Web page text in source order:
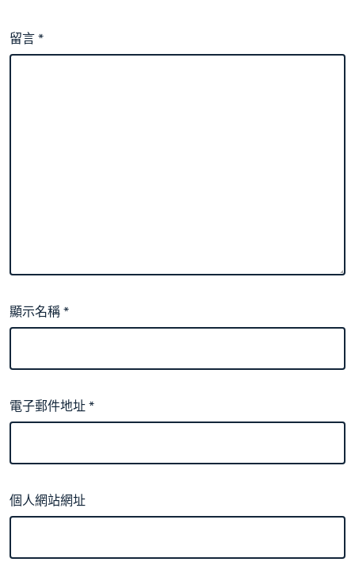
留言*
顯示名稱*
電子郵件地址*
個人網站網址